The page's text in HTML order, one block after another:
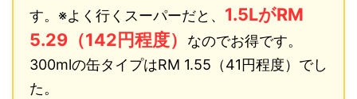
す。※よく行くスーパーだと、 1.5LがRM
5.29（142円程度）
なのでお得です。
300mlの缶タイプはRM 1.55（41円程度）でし
た。